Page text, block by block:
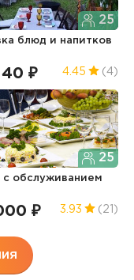
25
блюд и напитков
₽ 4.45 (4)
25
с обслуживанием
₽ 3.93 (21)